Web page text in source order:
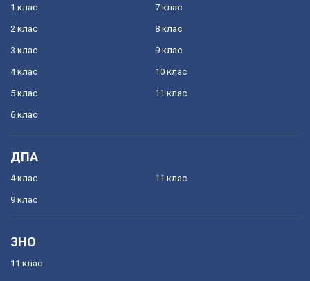
1 клас
2 клас
3 клас
4 клас
5 клас
6 клас
7 клас
8 клас
9 клас
10 клас
11 клас
ДПА
4 клас
9 клас
11 клас
ЗНО
11 клас